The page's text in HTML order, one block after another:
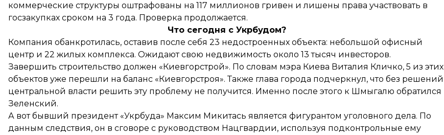
коммерческие структуры оштрафованы на 117 миллионов гривен и лишены права участвовать в
госзакупках сроком на 3 года. Проверка продолжается.
Что сегодня с Укрбудом?
Компания обанкротилась, оставив после себя 23 недостроенных объекта: небольшой офисный
центр и 22 жилых комплекса. Ожидают свою недвижимость около 13 тысяч инвесторов.
Завершить строительство должен «Киевгорстрой». По словам мэра Киева Виталия Кличко, 5 из этих
объектов уже перешли на баланс «Киевгорстроя». Также глава города подчеркнул, что без решений
центральной власти решить эту проблему не получится. Именно после этого к Шмыгалю обратился
Зеленский.
А вот бывший президент «Укрбуда» Максим Микитась является фигурантом уголовного дела. По
данным следствия, он в сговоре с руководством Нацгвардии, используя подконтрольные ему